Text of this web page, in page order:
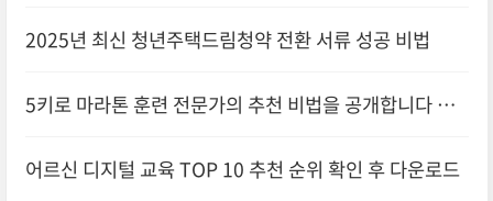
2025년 최신 청년주택드림청약 전환 서류 성공 비법
5키로 마라톤 훈련 전문가의 추천 비법을 공개합니다 확
어르신 디지털 교육 TOP 10 추천 순위 확인 후 다운로드